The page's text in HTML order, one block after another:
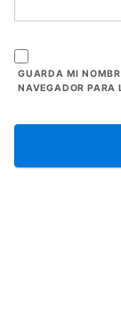
GUARDA MI
NAVEGADOR PARA